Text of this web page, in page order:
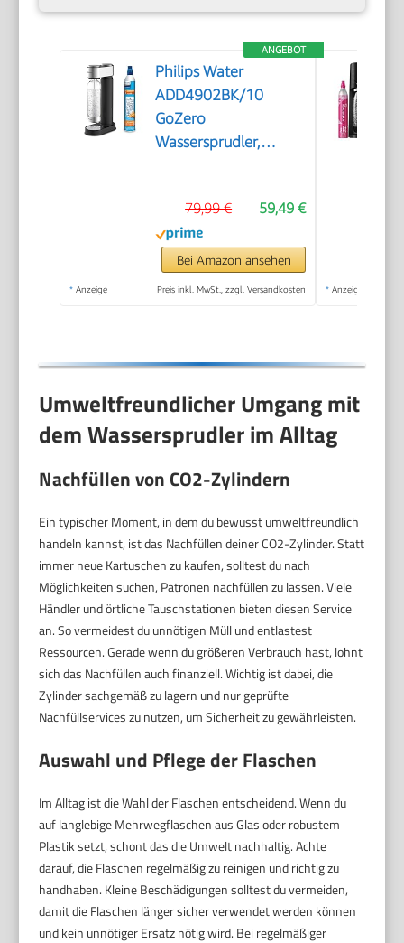
ANGEBOT
Philips Water
ADD4902BK/10
GoZero
Wassersprudler,
59,49 €
79,99 €
Bei Amazon ansehen
* Anzeige Preis inkl. MwSt., zzgl. Versandkosten * Anzeige
Umweltfreundlicher Umgang mit
dem Wassersprudler im Alltag
Nachfüllen von CO2-Zylindern
Ein typischer Moment, in dem du bewusst umweltfreundlich
handeln kannst, ist das Nachfüllen deiner CO2-Zylinder. Statt
immer neue Kartuschen zu kaufen, solltest du nach
Möglichkeiten suchen, Patronen nachfüllen zu lassen. Viele
Händler und örtliche Tauschstationen bieten diesen Service
an. So vermeidest du unnötigen Müll und entlastest
Ressourcen. Gerade wenn du größeren Verbrauch hast, lohnt
sich das Nachfüllen auch finanziell. Wichtig ist dabei, die
Zylinder sachgemäß zu lagern und nur geprüfte
Nachfüllservices zu nutzen, um Sicherheit zu gewährleisten.
Auswahl und Pflege der Flaschen
Im Alltag ist die Wahl der Flaschen entscheidend. Wenn du
auf langlebige Mehrwegflaschen aus Glas oder robustem
Plastik setzt, schont das die Umwelt nachhaltig. Achte
darauf, die Flaschen regelmäßig zu reinigen und richtig zu
handhaben. Kleine Beschädigungen solltest du vermeiden,
damit die Flaschen länger sicher verwendet werden können
und kein unnötiger Ersatz nötig wird. Bei regelmäßiger